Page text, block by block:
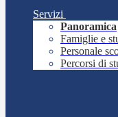
Servizi
Panoramica
Famiglie e
Personale
Percorsi di